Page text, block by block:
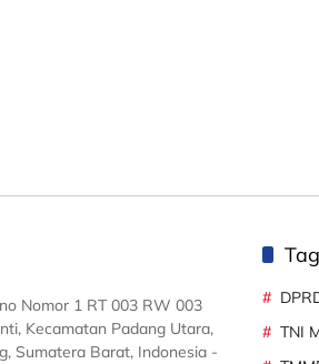
Nomor 1 RT 003 RW 003
Kecamatan Padang Utara,
Sumatera Barat, Indonesia -
Tag
TNI